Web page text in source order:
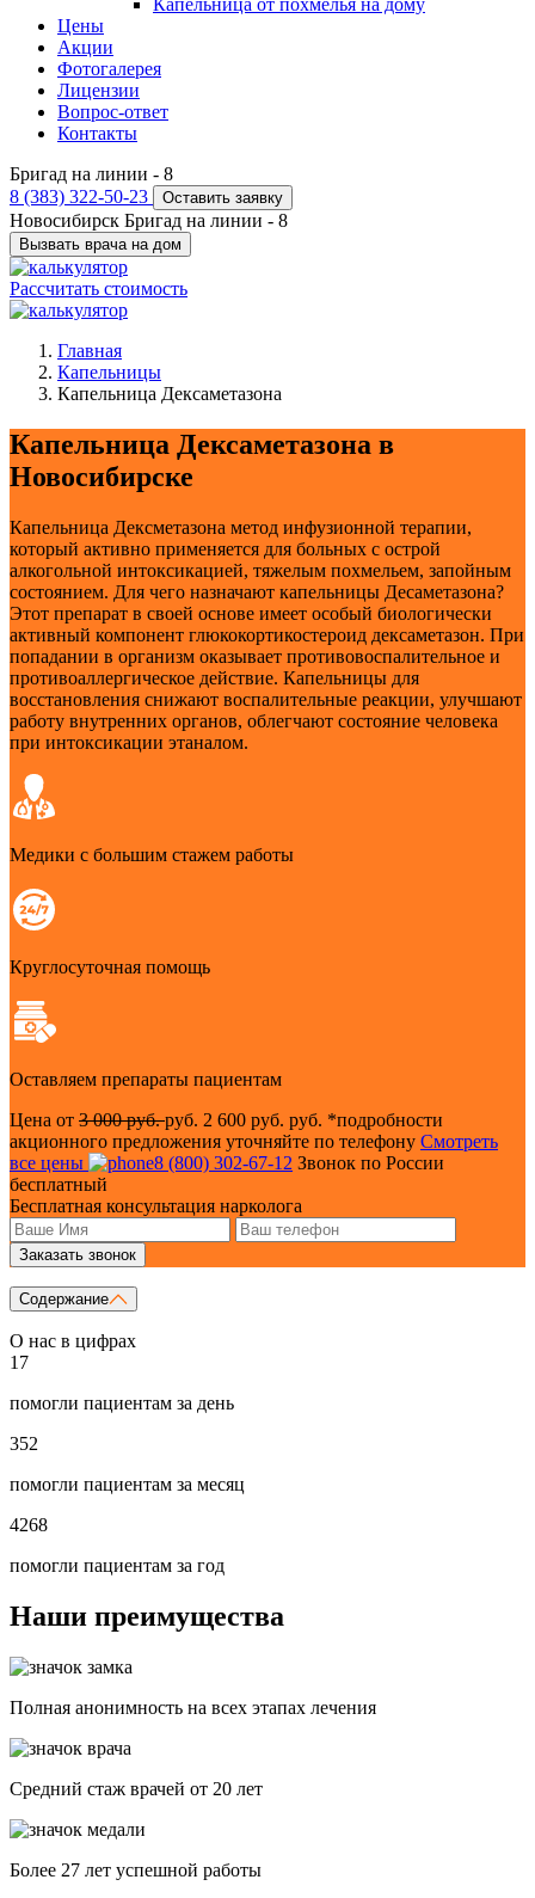
Капельница от похмелья на дому
Цены
Акции
Фотогалерея
Лицензии
Вопрос-ответ
Контакты
Бригад на линии - 8
8 (383) 322-50-23
Оставить заявку
Новосибирск Бригад на линии - 8
Вызвать врача на дом
Рассчитать стоимость
Главная
Капельницы
Капельница Дексаметазона
Капельница Дексаметазона в
Новосибирске
Капельница Дексметазона метод инфузионной терапии,
который активно применяется для больных с острой
алкогольной интоксикацией, тяжелым похмельем, запойным
состоянием. Для чего назначают капельницы Десаметазона?
Этот препарат в своей основе имеет особый биологически
активный компонент глюкокортикостероид дексаметазон. При
попадании в организм оказывает противовоспалительное и
противоаллергическое действие. Капельницы для
восстановления снижают воспалительные реакции, улучшают
работу внутренних органов, облегчают состояние человека
при интоксикации этаналом.
Медики с большим стажем работы
Круглосуточная помощь
Оставляем препараты пациентам
Цена от 3 000 руб.руб. 2 600 руб. руб. *подробности
акционного предложения уточняйте по телефону Смотреть
все цены
8 (800) 302-67-12 Звонок по России
бесплатный
Бесплатная консультация нарколога
Заказать звонок
Содержание
О нас в цифрах
17
помогли пациентам за день
352
помогли пациентам за месяц
4268
помогли пациентам за год
Наши преимущества
Полная анонимность на всех этапах лечения
Средний стаж врачей от 20 лет
Более 27 лет успешной работы